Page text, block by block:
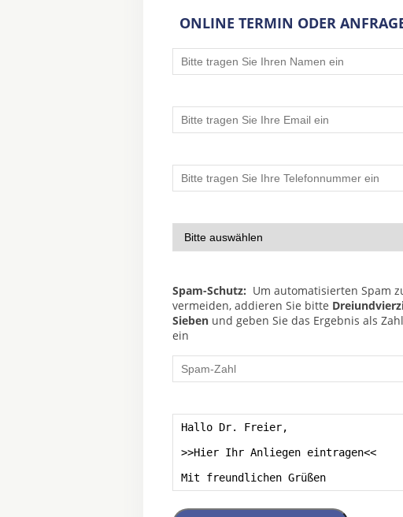
ONLINE TERMIN ODER
Spam-Schutz: Um automatisierten Spam
vermeiden, addieren Sie bitte
Sieben und geben Sie das Ergebnis als
ein